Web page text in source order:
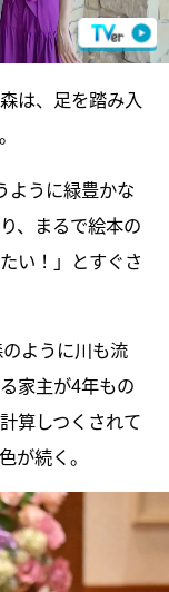
は、足を踏み入
ように緑豊かな
、まるで絵本の
い！」とすぐさ
ように川も流
家主が4年もの
算しつくされて
が続く。